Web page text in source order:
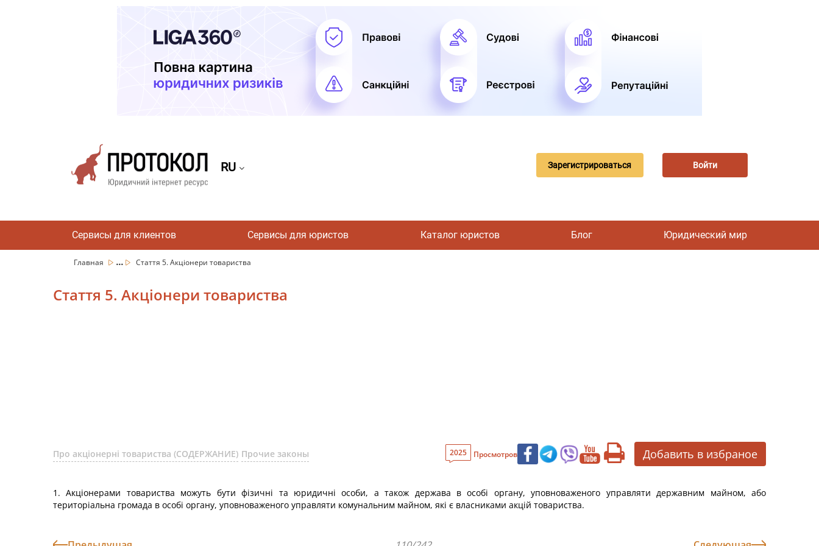
RU Зарегистрироваться Войти
Сервисы для клиентов Сервисы для юристов Каталог юристов Блог Юридический мир
Главная ... Стаття 5. Акціонери товариства
Стаття 5. Акціонери товариства
Про акціонерні товариства (СОДЕРЖАНИЕ) Прочие законы 2025 Просмотров Добавить в избраное
1. Акціонерами товариства можуть бути фізичні та юридичні особи, а також держава в особі органу, уповноваженого управляти державним майном, або
територіальна громада в особі органу, уповноваженого управляти комунальним майном, які є власниками акцій товариства.